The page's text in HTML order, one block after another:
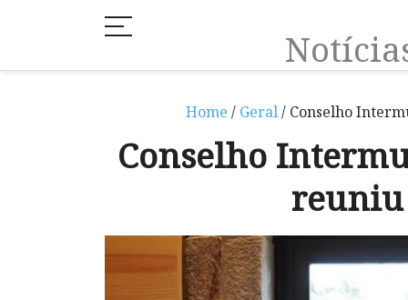
Home / Geral/ Conselho
Conselho
reuniu